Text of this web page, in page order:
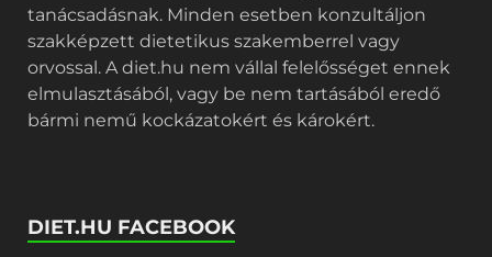
tanácsadásnak. Minden esetben konzultáljon
szakképzett dietetikus szakemberrel vagy
orvossal. A diet.hu nem vállal felelősséget ennek
elmulasztásából, vagy be nem tartásából eredő
bármi nemű kockázatokért és károkért.
DIET.HU FACEBOOK